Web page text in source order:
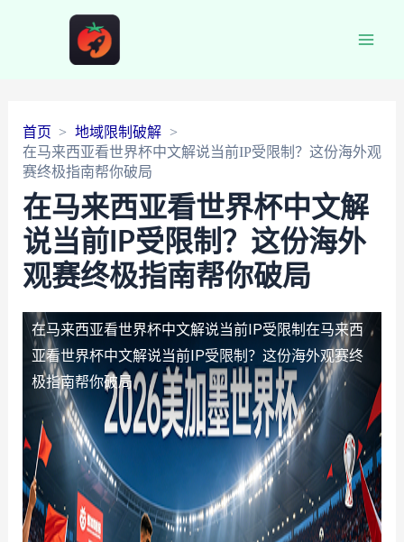
首页
地域限制破解
在马来西亚看世界杯中文解说当前IP受限制？这份海外观
赛终极指南帮你破局
在马来西亚看世界杯中文解
说当前IP受限制？这份海外
观赛终极指南帮你破局
在马来西亚看世界杯中文解说当前IP受限制 在马来西
亚看世界杯中文解说当前IP受限制？这份海外观赛终
极指南帮你破局